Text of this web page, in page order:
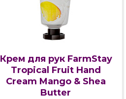
Крем для рук FarmStay
Tropical Fruit Hand
Cream Mango & Shea
Butter